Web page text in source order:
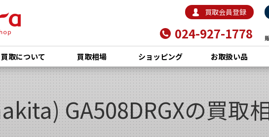
買取会員登録
024-927-1778
買取について 買取相場 ショッピング お取扱い品
GA508DRGXの買取